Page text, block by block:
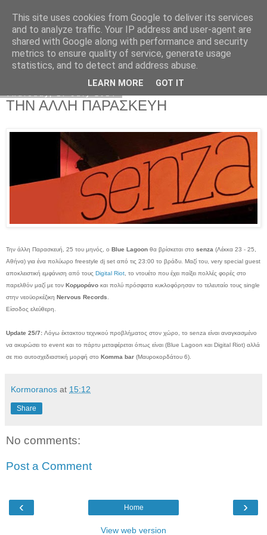
Kormoranos
ΤΗΝ ΑΛΛΗ ΠΑΡΑΣΚΕΥΗ
Την άλλη Παρασκευή, 25 του μηνός, ο Blue Lagoon θα βρίσκεται στο senza (Λέκκα 23 - 25,
Αθήνα) για ένα πολύωρο freestyle dj set από τις 23:00 το βράδυ. Μαζί του, very special guest
αποκλειστική εμφάνιση από τους Digital Riot , το ντουέτο που έχει παίξει πολλές φορές στο
παρελθόν μαζί με τον Κορμοράνο και πολύ πρόσφατα κυκλοφόρησαν το τελευταίο τους single
στην νεοϋορκέζικη Nervous Records
Είσοδος ελεύθερη.
Update 25/7: Λόγω έκτακτου τεχνικού προβλήματος στον χώρο, το senza είναι αναγκασμένο
να ακυρώσει το event και το πάρτυ μεταφέρεται όπως είναι (Blue Lagoon και Digital Riot) αλλά
σε πιο αυτοσχεδιαστική μορφή στο Komma bar (Μαυροκορδάτου 6).
Kormoranos at 15:12
Share
No comments:
Post a Comment
‹ ›
Home
View web version
This site uses cookies from Google to deliver its services
and to analyze traffic. Your IP address and user-agent are
shared with Google along with performance and security
metrics to ensure quality of service, generate usage
statistics, and to detect and address abuse.
LEARN MORE GOT IT